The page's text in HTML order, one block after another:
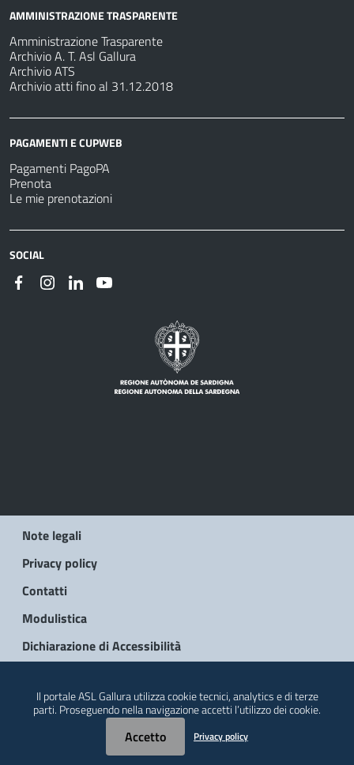
AMMINISTRAZIONE TRASPARENTE
Amministrazione Trasparente
Archivio A. T. Asl Gallura
Archivio ATS
Archivio atti fino al 31.12.2018
PAGAMENTI E CUPWEB
Pagamenti PagoPA
Prenota
Le mie prenotazioni
SOCIAL
Note legali
Privacy policy
Contatti
Modulistica
Dichiarazione di Accessibilità
Il portale ASL Gallura utilizza cookie tecnici, analytics e di terze
parti. Proseguendo nella navigazione accetti l’utilizzo dei cookie.
Accetto Privacy policy